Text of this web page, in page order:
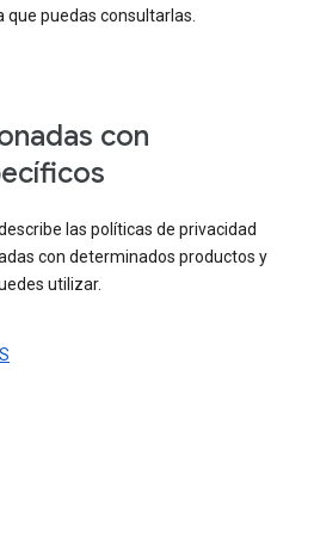
que puedas consultarlas.
con
las políticas de privacidad
con determinados productos y
utilizar.